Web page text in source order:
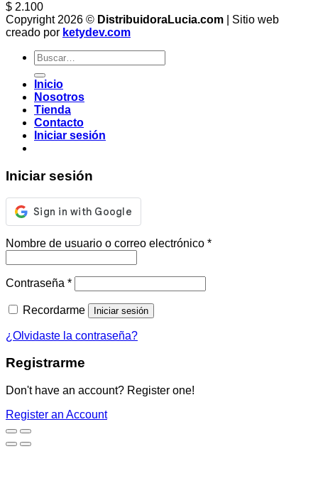
$ 2.100
Copyright 2026 © DistribuidoraLucia.com | Sitio web
creado por ketydev.com
Buscar
por:
Inicio
Nosotros
Tienda
Contacto
Iniciar sesión
Iniciar sesión
Nombre de usuario o correo electrónico *
Contraseña *
Recordarme Iniciar sesión
¿Olvidaste la contraseña?
Registrarme
Don't have an account? Register one!
Register an Account